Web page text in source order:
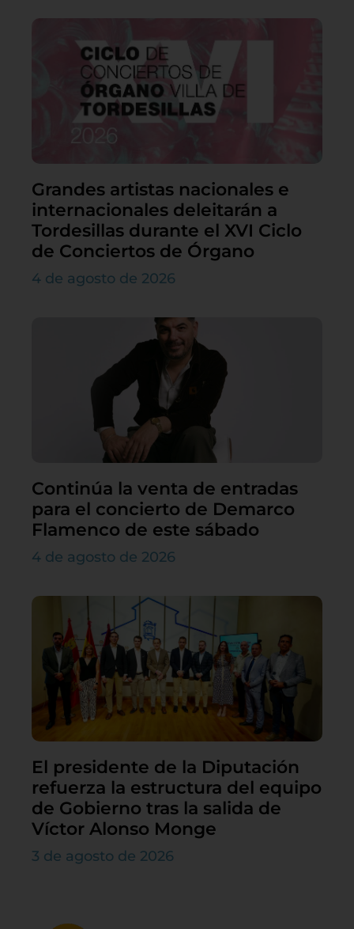
Grandes artistas nacionales e
internacionales deleitarán a
Tordesillas durante el XVI Ciclo
de Conciertos de Órgano
4 de agosto de 2026
Continúa la venta de entradas
para el concierto de Demarco
Flamenco de este sábado
4 de agosto de 2026
El presidente de la Diputación
refuerza la estructura del equipo
de Gobierno tras la salida de
Víctor Alonso Monge
3 de agosto de 2026